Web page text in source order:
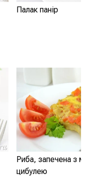
Палак панір
Риба, запечена з
цибулею